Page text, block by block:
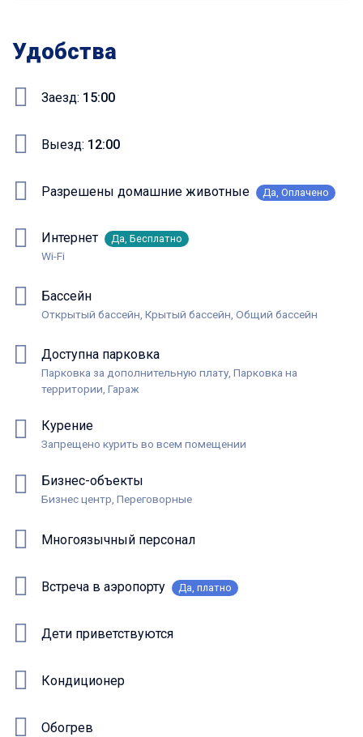
Удобства
Заезд: 15:00
Выезд: 12:00
Разрешены домашние животные Да, Оплачено
Интернет Да, Бесплатно
Wi-Fi
Бассейн
Открытый бассейн, Крытый бассейн, Общий бассейн
Доступна парковка
Парковка за дополнительную плату, Парковка на
территории, Гараж
Курение
Запрещено курить во всем помещении
Бизнес-объекты
Бизнес центр, Переговорные
Многоязычный персонал
Встреча в аэропорту Да, платно
Дети приветствуются
Кондиционер
Обогрев